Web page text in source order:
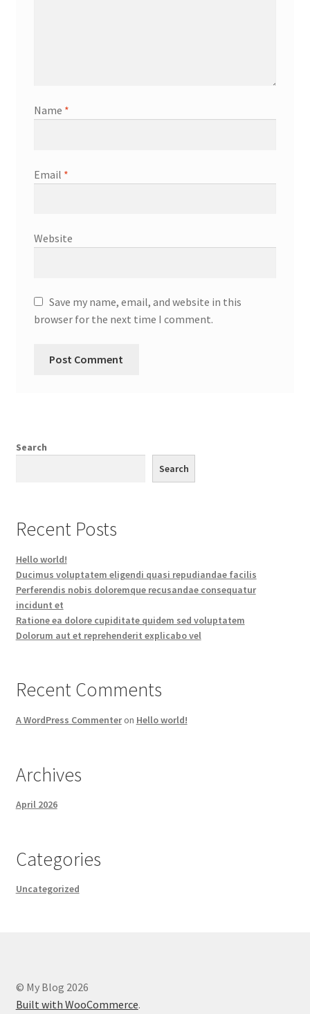
Name *
Email *
Website
Save my name, email, and website in this
browser for the next time I comment.
Search
Search
Recent Posts
Hello world!
Ducimus voluptatem eligendi quasi repudiandae facilis
Perferendis nobis doloremque recusandae consequatur
incidunt et
Ratione ea dolore cupiditate quidem sed voluptatem
Dolorum aut et reprehenderit explicabo vel
Recent Comments
A WordPress Commenteron Hello world!
Archives
April 2026
Categories
Uncategorized
© My Blog 2026
Built with WooCommerce.